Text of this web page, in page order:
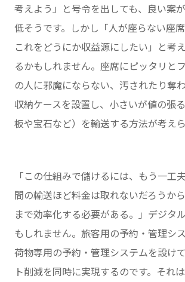
考えよう」と号令を出しても、良い案
低そうです。しかし「人が座らない座席
これをどうにか収益源にしたい」と考
るかもしれません。座席にピッタリと
の人に邪魔にならない、汚されたり奪
収納ケースを設置し、小さいが値の張
板や宝石など）を輸送する方法が考えら
「この仕組みで儲けるには、もう一工
間の輸送ほど料金は取れないだろうか
まで効率化する必要がある。」デジタ
もしれません。旅客用の予約・管理シ
荷物専用の予約・管理システムを設け
ト削減を同時に実現するのです。それ